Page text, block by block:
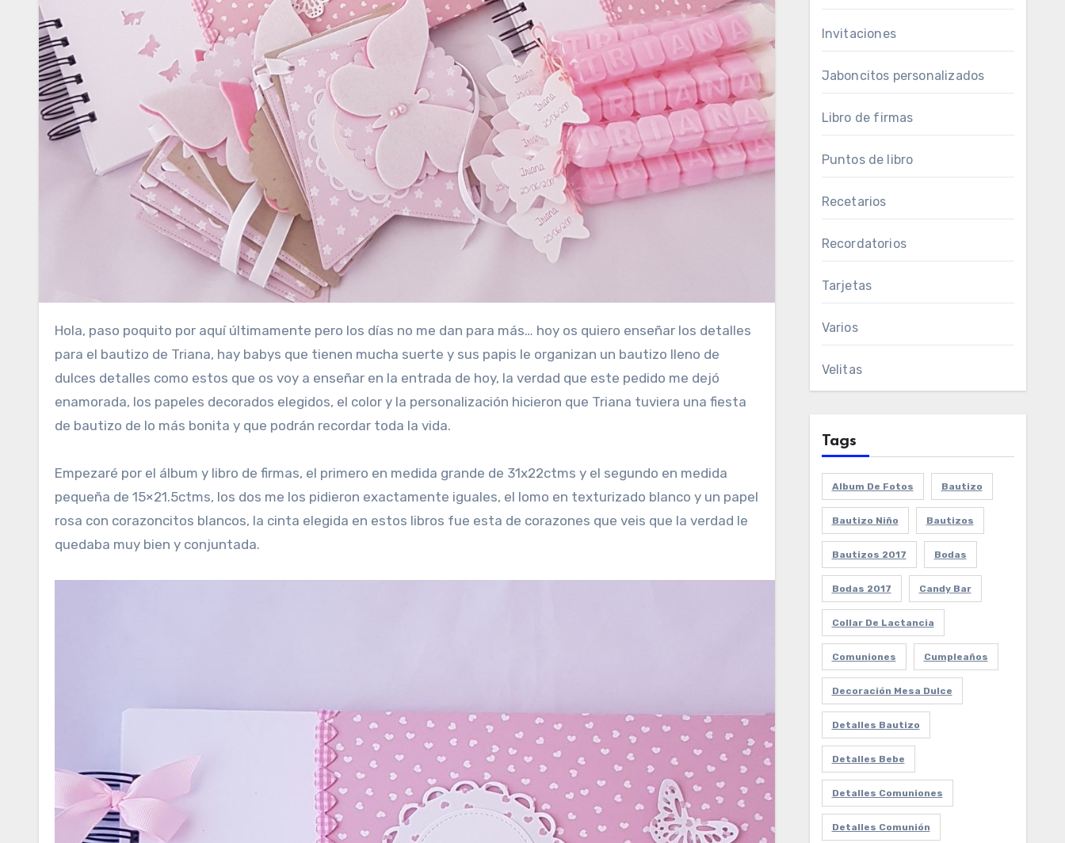
Hola, paso poquito por aquí últimamente pero los días no me dan para más… hoy os quiero enseñar los detalles
para el bautizo de Triana, hay babys que tienen mucha suerte y sus papis le organizan un bautizo lleno de
dulces detalles como estos que os voy a enseñar en la entrada de hoy, la verdad que este pedido me dejó
enamorada, los papeles decorados elegidos, el color y la personalización hicieron que Triana tuviera una fiesta
de bautizo de lo más bonita y que podrán recordar toda la vida.
Empezaré por el álbum y libro de firmas, el primero en medida grande de 31x22ctms y el segundo en medida
pequeña de 15×21.5ctms, los dos me los pidieron exactamente iguales, el lomo en texturizado blanco y un papel
rosa con corazoncitos blancos, la cinta elegida en estos libros fue esta de corazones que veis que la verdad le
quedaba muy bien y conjuntada.
Invitaciones
Jaboncitos personalizados
Libro de firmas
Puntos de libro
Recetarios
Recordatorios
Tarjetas
Varios
Velitas
Tags
Album De Fotos Bautizo
Bautizo Niño Bautizos
Bautizos 2017 Bodas
Bodas 2017 Candy Bar
Collar De Lactancia
Comuniones Cumpleaños
Decoración Mesa Dulce
Detalles Bautizo
Detalles Bebe
Detalles Comuniones
Detalles Comunión